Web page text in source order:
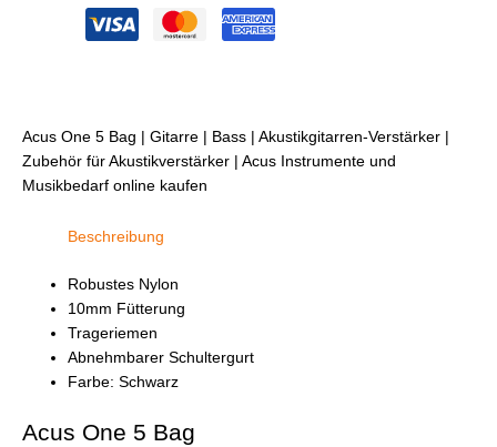
Acus One 5 Bag | Gitarre | Bass | Akustikgitarren-Verstärker |
Zubehör für Akustikverstärker | Acus Instrumente und
Musikbedarf online kaufen
Beschreibung
Robustes Nylon
10mm Fütterung
Trageriemen
Abnehmbarer Schultergurt
Farbe: Schwarz
Acus One 5 Bag